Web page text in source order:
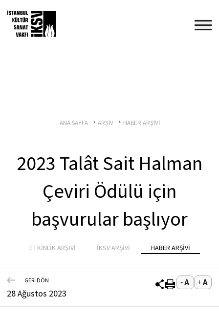
ANA SAYFA ARŞİV HABER ARŞİVİ
2023 Talât Sait Halman
Çeviri Ödülü için
başvurular başlıyor
ETKİNLİK ARŞİVİ İKSV ARŞİVİ HABER ARŞİVİ
GERİ DÖN
28 Ağustos 2023